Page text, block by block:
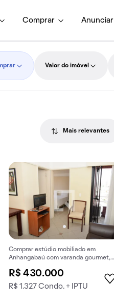
Comprar Anunciar
Valor do imóvel
Mais relevantes
Comprar estúdio mobiliado em
Anhangabaú com varanda gourmet,
dormitório disponível.
R$ 430.000
R$ 1.327 Condo. + IPTU